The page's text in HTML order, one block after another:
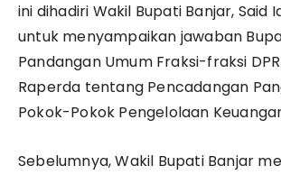
ini dihadiri Wakil Bupati Banjar, Said
untuk menyampaikan jawaban
Pandangan Umum Fraksi-fraksi
Raperda tentang Pencadangan
Pokok-Pokok Pengelolaan
Sebelumnya, Wakil Bupati Banjar